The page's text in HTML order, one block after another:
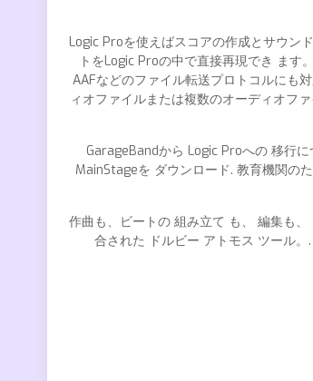
Logic Proを使えばスコアの作成とサウン
トをLogic Proの中で直接再現でき ま
AAFなどのファイル転送プロトコルにも
ィオファイルまたは複数のオーディオフ
GarageBandから Logic Proへの 移行
MainStageを ダウンロード. 教育機関の
作曲も、ビートの 組み立て も、 編集も
合された ドルビー アトモス ツール